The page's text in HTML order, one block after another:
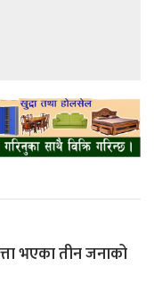
भएका तीन जनाको